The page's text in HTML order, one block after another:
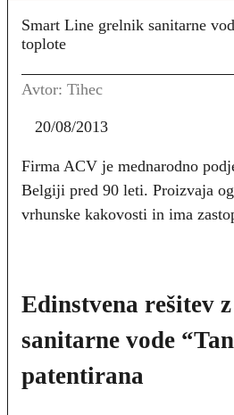
Smart Line grelnik sanitarne
toplote
Avtor: Tihec
20/08/2013
Firma ACV je mednarodno
Belgiji pred 90 leti. Proizvaja
vrhunske kakovosti in ima
Edinstvena rešitev
sanitarne vode
patentirana